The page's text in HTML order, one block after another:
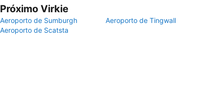
Próximo Virkie
Aeroporto de Sumburgh
Aeroporto de Tingwall
Aeroporto de Scatsta